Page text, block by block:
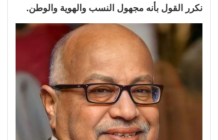
نكرر القول بأنه مجهول النسب والهوية والوطن.